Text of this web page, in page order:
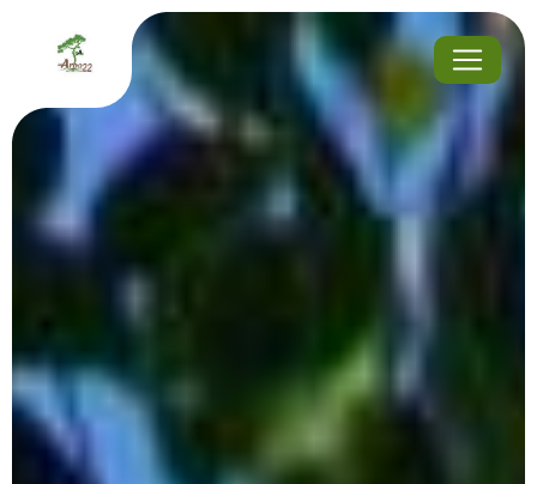
Panneau de gestion des cookies